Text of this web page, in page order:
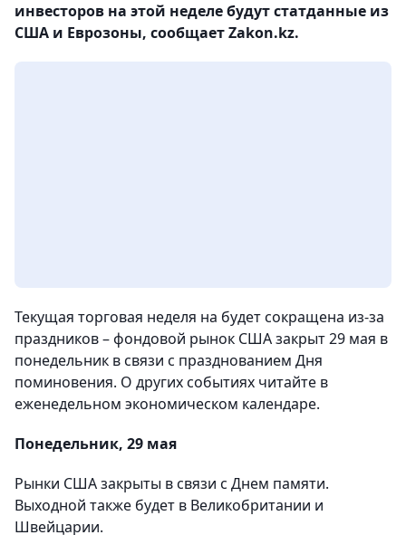
инвесторов на этой неделе будут статданные из
США и Еврозоны, сообщает Zakon.kz.
Текущая торговая неделя на будет сокращена из-за
праздников – фондовой рынок США закрыт 29 мая в
понедельник в связи с празднованием Дня
поминовения. О других событиях читайте в
еженедельном экономическом календаре.
Понедельник, 29 мая
Рынки США закрыты в связи с Днем памяти.
Выходной также будет в Великобритании и
Швейцарии.